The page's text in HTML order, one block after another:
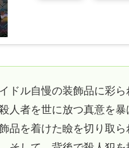
ドル自慢の装飾品に彩
人者を世に放つ真意を
品を着けた瞼を切り取